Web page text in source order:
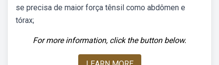
se precisa de maior força tênsil como abdômen e
tórax;
For more information, click the button below.